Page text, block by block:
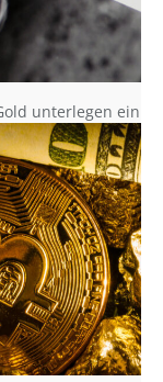
unterlegen ein